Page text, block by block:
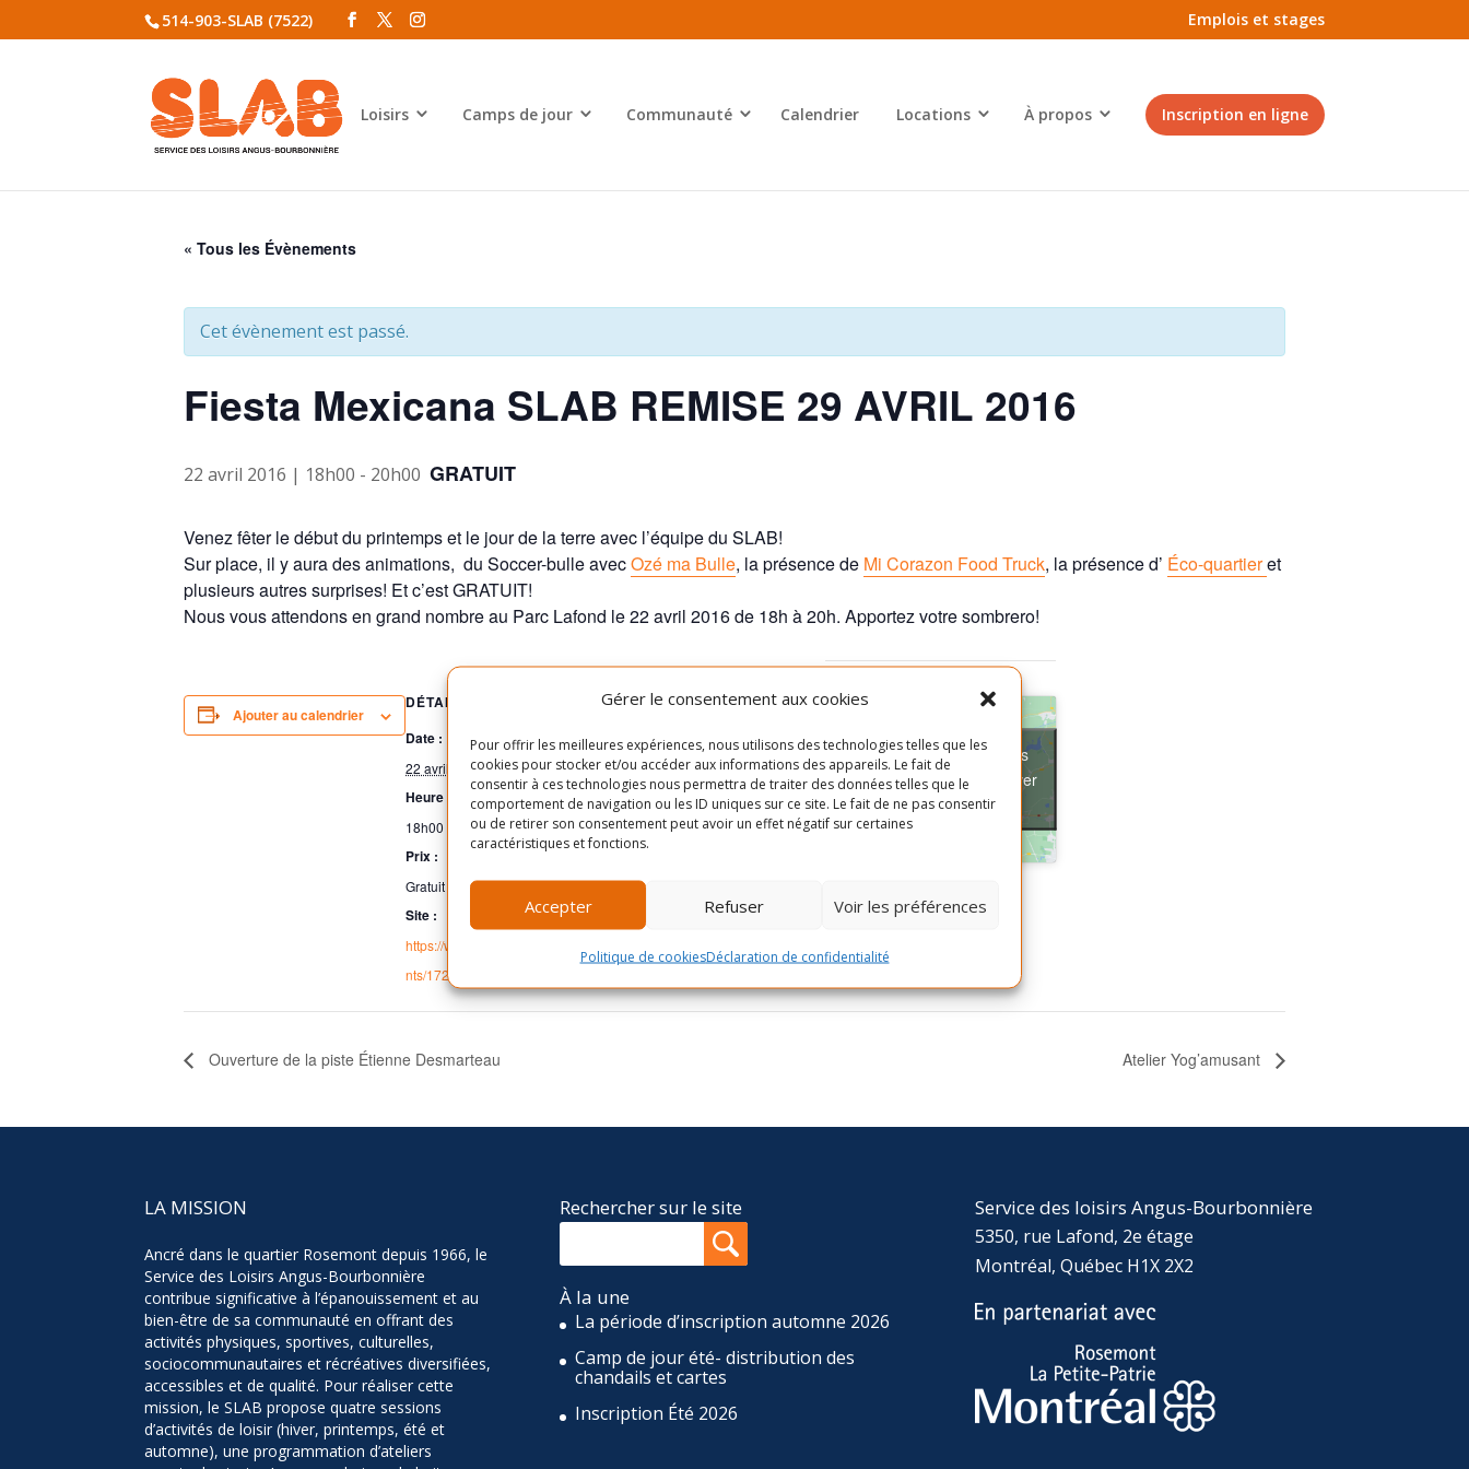
Gérer le consentement aux cookies
Pour offrir les meilleures expériences, nous utilisons des technologies telles que les
cookies pour stocker et/ou accéder aux informations des appareils. Le fait de
consentir à ces technologies nous permettra de traiter des données telles que le
comportement de navigation ou les ID uniques sur ce site. Le fait de ne pas consentir
ou de retirer son consentement peut avoir un effet négatif sur certaines
caractéristiques et fonctions.
Accepter Refuser Voir les préférences
Politique de cookiesDéclaration de confidentialité
514-903-SLAB (7522) Emplois et stages
Loisirs Camps de jour Communauté Calendrier Locations À propos Inscription en ligne
« Tous les Évènements
Cet évènement est passé.
Fiesta Mexicana SLAB REMISE 29 AVRIL 2016
22 avril 2016 | 18h00 - 20h00 GRATUIT
Venez fêter le début du printemps et le jour de la terre avec l’équipe du SLAB!
Sur place, il y aura des animations, du Soccer-bulle avecOzé ma Bulle, la présence de Mi Corazon Food Truck, la présence d’ Éco-quartieret
plusieurs autres surprises! Et c’est GRATUIT!
Nous vous attendons en grand nombre au Parc Lafond le 22 avril 2016 de 18h à 20h. Apportez votre sombrero!
Ajouter au calendrier
DÉTAILS
Date :
22 avril 2016
Heure :
18h00 - 20h00
Prix :
Gratuit
Site :
https://www.facebook.com/eve
nts/1720235811554764/
LIEU
Rue Masson, entre le
boulevard Saint-Michel et la
12è avenue
Québec Canada+ Google
Cliquez pour accepter les
cookies marketing et activer
ce contenu
Ouverture de la piste Étienne Desmarteau Atelier Yog’amusant
LA MISSION
Ancré dans le quartier Rosemont depuis 1966, le
Service des Loisirs Angus-Bourbonnière
contribue significative à l’épanouissement et au
bien-être de sa communauté en offrant des
activités physiques, sportives, culturelles,
sociocommunautaires et récréatives diversifiées,
accessibles et de qualité. Pour réaliser cette
mission, le SLAB propose quatre sessions
d’activités de loisir (hiver, printemps, été et
automne), une programmation d’ateliers
Rechercher sur le site
À la une
La période d’inscription automne 2026
Camp de jour été- distribution des
chandails et cartes
Inscription Été 2026
Service des loisirs Angus-Bourbonnière
5350, rue Lafond, 2e étage
Montréal, Québec H1X 2X2